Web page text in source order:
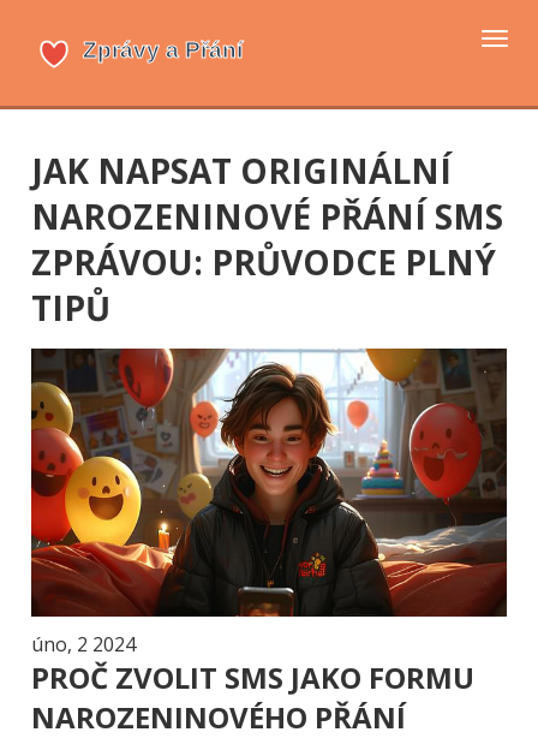
JAK NAPSAT ORIGINÁLNÍ
NAROZENINOVÉ PŘÁNÍ SMS
ZPRÁVOU: PRŮVODCE PLNÝ
TIPŮ
úno, 2 2024
PROČ ZVOLIT SMS JAKO FORMU
NAROZENINOVÉHO PŘÁNÍ